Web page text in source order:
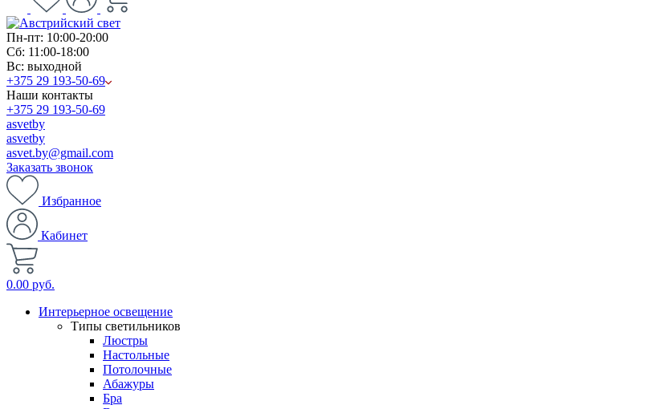
Пн-пт: 10:00-20:00
Сб: 11:00-18:00
Вс: выходной
+375 29 193-50-69
Наши контакты
+375 29 193-50-69
asvetby
asvetby
asvet.by@gmail.com
Заказать звонок
Избранное
Кабинет
0.00 руб.
Интерьерное освещение
Типы светильников
Люстры
Настольные
Потолочные
Абажуры
Бра